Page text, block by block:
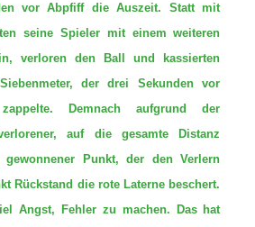
vor Abpfiff die Auszeit. Statt mit
seine Spieler mit einem weiteren
verloren den Ball und kassierten
der drei Sekunden vor
Demnach aufgrund der
auf die gesamte Distanz
Punkt, der den Verlern
Rückstand die rote Laterne beschert.
Angst, Fehler zu machen. Das hat